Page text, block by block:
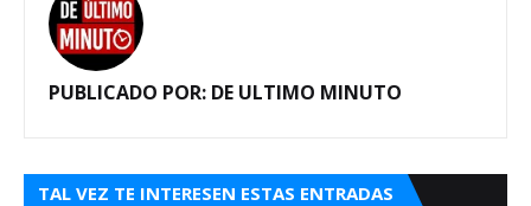
PUBLICADO POR: DE ULTIMO MINUTO
TAL VEZ TE INTERESEN ESTAS ENTRADAS